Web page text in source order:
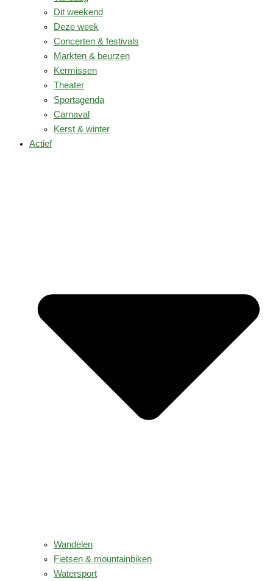
Dit weekend
Deze week
Concerten & festivals
Markten & beurzen
Kermissen
Theater
Sportagenda
Carnaval
Kerst & winter
Actief
Wandelen
Fietsen & mountainbiken
Watersport